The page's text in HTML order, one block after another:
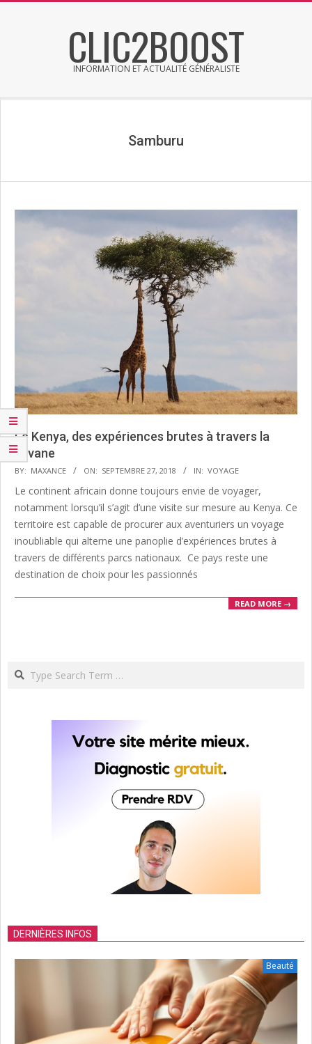
CLIC2BOOST
INFORMATION ET ACTUALITÉ GÉNÉRALISTE
Samburu
Le Kenya, des expériences brutes à travers la
savane
2018-
09-
27
BY: MAXANCE ON: SEPTEMBRE 27, 2018 IN: VOYAGE
Le continent africain donne toujours envie de voyager,
notamment lorsqu’il s’agit d’une visite sur mesure au Kenya. Ce
territoire est capable de procurer aux aventuriers un voyage
inoubliable qui alterne une panoplie d’expériences brutes à
travers de différents parcs nationaux. Ce pays reste une
destination de choix pour les passionnés
READ MORE →
Search
DERNIÈRES INFOS
Beauté